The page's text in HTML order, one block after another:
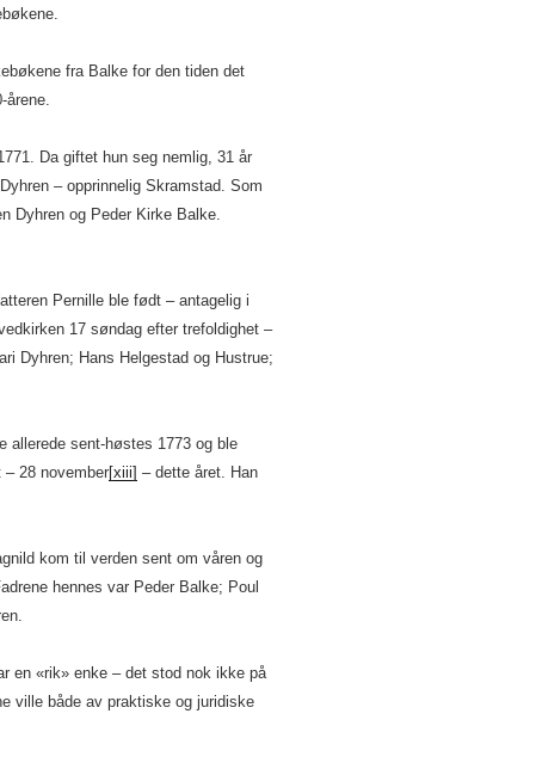
fra Balke for den tiden det
årene.
Da giftet hun seg nemlig, 31 år
– opprinnelig Skramstad. Som
Dyhren og Peder Kirke Balke.
Pernille ble født – antagelig i
17 søndag efter trefoldighet –
Dyhren; Hans Helgestad og Hustrue;
allerede sent-høstes 1773 og ble
28 november[xiii] – dette året. Han
kom til verden sent om våren og
hennes var Peder Balke; Poul
en «rik» enke – det stod nok ikke på
ville både av praktiske og juridiske